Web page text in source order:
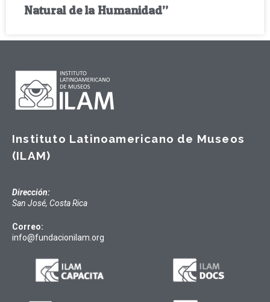
Natural de la Humanidad”
Instituto Latinoamericano de Museos
(ILAM)
Dirección:
San José, Costa Rica
Correo:
info@fundacionilam.org